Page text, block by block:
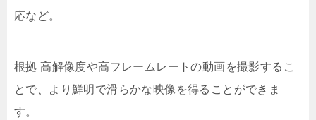
応など。
根拠 高解像度や高フレームレートの動画を撮影するこ
とで、より鮮明で滑らかな映像を得ることができま
す。